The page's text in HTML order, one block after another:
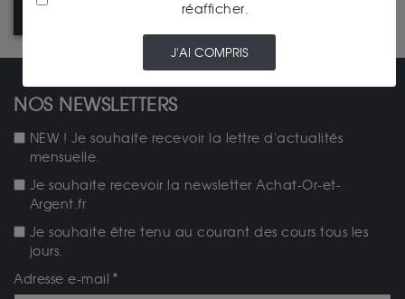
NOS NEWSLETTERS
NEW ! Je souhaite recevoir la lettre d'actualités
mensuelle.
Je souhaite recevoir la newsletter Achat-Or-et-
Argent.fr
Je souhaite être tenu au courant des cours tous les
jours.
Adresse e-mail
réafficher.
J'AI COMPRIS